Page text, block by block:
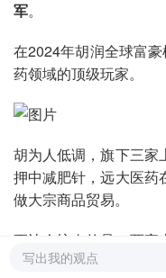
军。
在2024年胡润全球富
药领域的顶级玩家。
胡为人低调，旗下三家
押中减肥针，远大医药
做大宗商品贸易。
更让人惊奇的是，两家
角。
写出我的观点